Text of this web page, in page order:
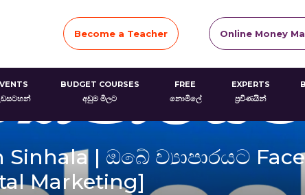
Become a Teacher Online Money
BUDGET COURSES
අඩුම මිලට
FREE
නොමිලේ
EXPERTS
ප්‍රවීණයින්
Sinhala | ඔබේ ව්‍යාපාරයට
Marketing]